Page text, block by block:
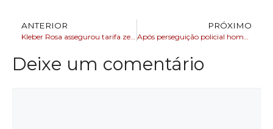
ANTERIOR
Kleber Rosa assegurou tarifa zero nos transportes de Salvador
PRÓXIMO
Após perseguição policial homem morre na Ilha de Itaparica
Deixe um comentário